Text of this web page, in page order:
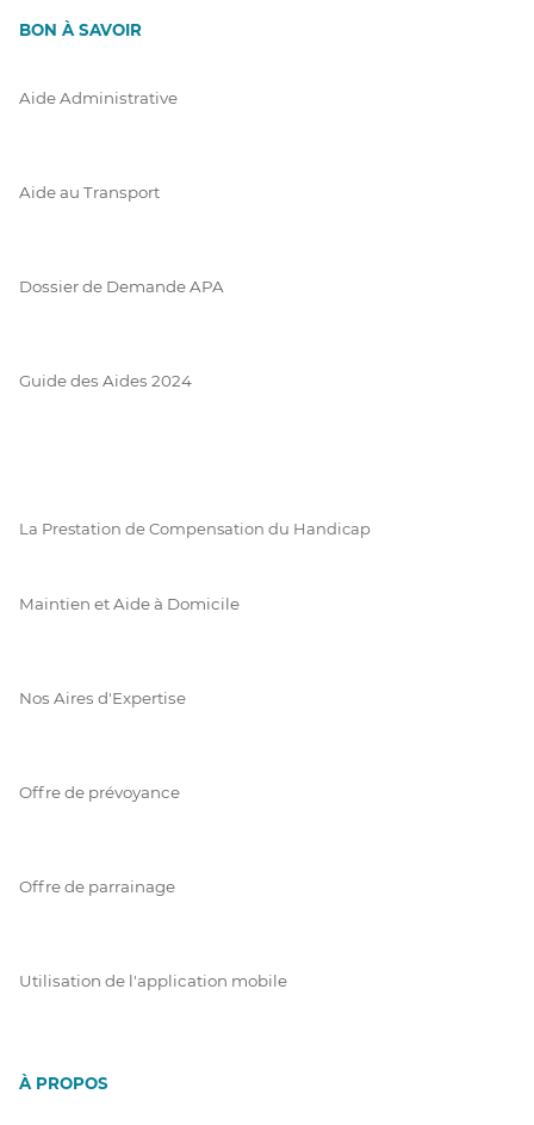
BON À SAVOIR
Aide Administrative
Aide au Transport
Dossier de Demande APA
Guide des Aides 2024
La Prestation de Compensation du Handicap
Maintien et Aide à Domicile
Nos Aires d'Expertise
Offre de prévoyance
Offre de parrainage
Utilisation de l'application mobile
À PROPOS